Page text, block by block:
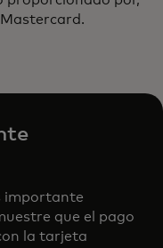
importante
que el pago
la tarjeta